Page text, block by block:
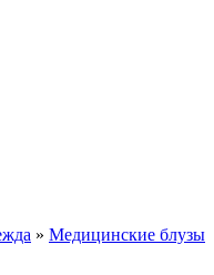
» Медицинские блузы